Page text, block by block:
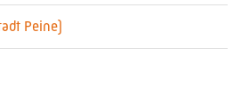
Peine)